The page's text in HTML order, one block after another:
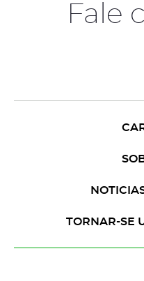
Fale
TORNAR-SE